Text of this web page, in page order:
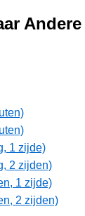
1 zijde)
2 zijden)
1 zijde)
2 zijden)